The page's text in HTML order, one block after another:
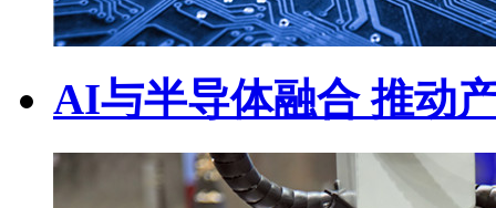
AI与半导体融合 推动